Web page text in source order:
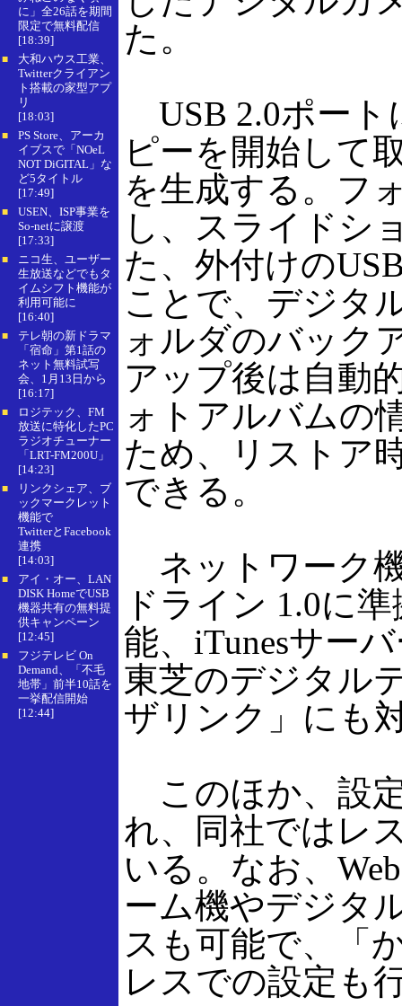
に」全26話を期間
限定で無料配信
[18:39]
■
大和ハウス工業、
Twitterクライアン
ト搭載の家型アプ
リ
[18:03]
■
PS Store、アーカ
イブスで「NOeL
NOT DiGITAL」な
ど5タイトル
[17:49]
■
USEN、ISP事業を
So-netに譲渡
[17:33]
■
ニコ生、ユーザー
生放送などでもタ
イムシフト機能が
利用可能に
[16:40]
■
テレ朝の新ドラマ
「宿命」第1話の
ネット無料試写
会、1月13日から
[16:17]
■
ロジテック、FM
放送に特化したPC
ラジオチューナー
「LRT-FM200U」
[14:23]
■
リンクシェア、ブ
ックマークレット
機能で
TwitterとFacebook
連携
[14:03]
■
アイ・オー、LAN
DISK HomeでUSB
機器共有の無料提
供キャンペーン
[12:45]
■
フジテレビ On
Demand、「不毛
地帯」前半10話を
一挙配信開始
[12:44]
た。
USB 2.0ポート
ピーを開始して
を生成する。フ
し、スライドシ
た、外付けの
ことで、デジタ
ォルダのバック
アップ後は自動
ォトアルバムの
ため、リストア
できる。
ネットワーク
ドライン 1.0に
能、iTunesサー
東芝のデジタル
ザリンク」にも
このほか、設
れ、同社ではレ
いる。なお、
ーム機やデジタ
スも可能で、「
レスでの設定も